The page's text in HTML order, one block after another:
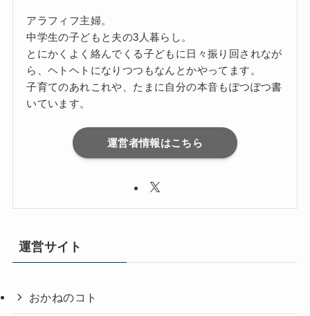
アラフィフ主婦。
中学生の子どもと夫の3人暮らし。
とにかくよく絡んでくる子どもに日々振り回されなが
ら、ヘトヘトになりつつもなんとかやってます。
子育てのあれこれや、たまに自分の本音もぽつぽつ書
いています。
運営者情報はこちら
運営サイト
おかねのコト